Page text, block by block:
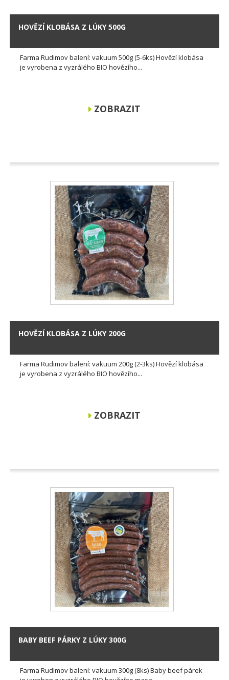
HOVĚZÍ KLOBÁSA Z LÚKY 500G
Farma Rudimov balení: vakuum 500g (5-6ks) Hovězí klobása
je vyrobena z vyzrálého BIO hovězího...
ZOBRAZIT
HOVĚZÍ KLOBÁSA Z LÚKY 200G
Farma Rudimov balení: vakuum 200g (2-3ks) Hovězí klobása
je vyrobena z vyzrálého BIO hovězího...
ZOBRAZIT
BABY BEEF PÁRKY Z LÚKY 300G
Farma Rudimov balení: vakuum 300g (8ks) Baby beef párek